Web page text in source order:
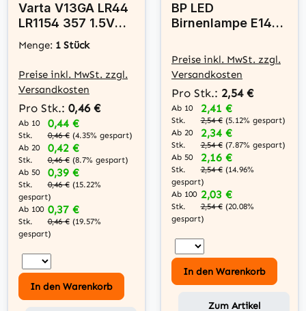
Varta V13GA LR44
LR1154 357 1.5V
Alkaline
Knopfzelle
Menge: 1 Stück
Preise inkl. MwSt. zzgl.
Versandkosten
Pro Stk.: 0,46 €
Ab 10
Stk.
0,44 €
0,46 € (4.35% gespart)
Ab 20
Stk.
0,42 €
0,46 € (8.7% gespart)
Ab 50
Stk.
0,39 €
0,46 € (15.22%
gespart)
Ab 100
Stk.
0,37 €
0,46 € (19.57%
gespart)
In den Warenkorb
BP LED
Birnenlampe E14
matt
Preise inkl. MwSt. zzgl.
Versandkosten
Pro Stk.: 2,54 €
Ab 10
Stk.
2,41 €
2,54 € (5.12% gespart)
Ab 20
Stk.
2,34 €
2,54 € (7.87% gespart)
Ab 50
Stk.
2,16 €
2,54 € (14.96%
gespart)
Ab 100
Stk.
2,03 €
2,54 € (20.08%
gespart)
In den Warenkorb
Zum Artikel